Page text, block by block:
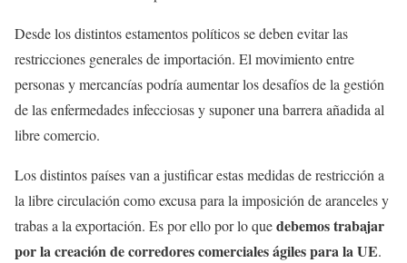
Desde los distintos estamentos políticos se deben evitar las
restricciones generales de importación. El movimiento entre
personas y mercancías podría aumentar los desafíos de la gestión
de las enfermedades infecciosas y suponer una barrera añadida al
libre comercio.
Los distintos países van a justificar estas medidas de restricción a
la libre circulación como excusa para la imposición de aranceles y
trabas a la exportación. Es por ello por lo quedebemos trabajar
por la creación de corredores comerciales ágiles para la UE.